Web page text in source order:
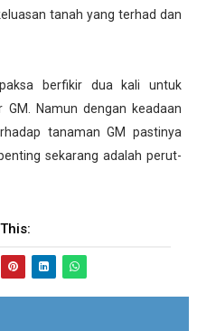
tanah yang terhad dan
berfikir dua kali untuk
Namun dengan keadaan
tanaman GM pastinya
sekarang adalah perut-